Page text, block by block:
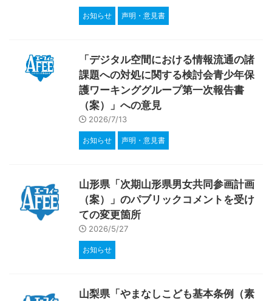
お知らせ 声明・意見書
「デジタル空間における情報流通の諸
課題への対処に関する検討会青少年保
護ワーキンググループ第一次報告書
（案）」への意見
2026/7/13
お知らせ 声明・意見書
山形県「次期山形県男女共同参画計画
（案）」のパブリックコメントを受け
ての変更箇所
2026/5/27
お知らせ
山梨県「やまなしこども基本条例（素